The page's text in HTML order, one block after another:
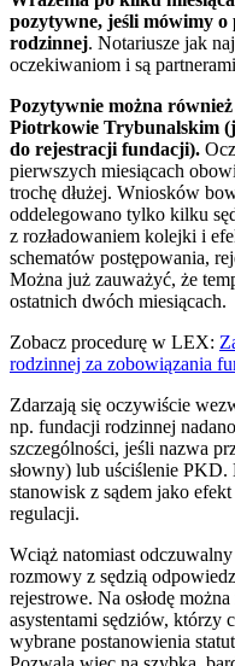
pozytywne, jeśli mówimy o
rodzinnej. Notariusze jak
oczekiwaniom i są
Pozytywnie można
Piotrkowie Trybunalskim
do rejestracji fundacji).
pierwszych miesiącach
trochę dłużej. Wniosków
oddelegowano tylko kilku
z rozładowaniem kolejki i
schematów postępowania,
Można już zauważyć, że
ostatnich dwóch miesiącach.
Zobacz procedurę w LEX:
rodzinnej za zobowiązania
Zdarzają się oczywiście
np. fundacji rodzinnej
szczególności, jeśli nazwa
słowny) lub uściślenie
stanowisk z sądem jako
regulacji.
Wciąż natomiast
rozmowy z sędzią
rejestrowe. Na osłodę
asystentami sędziów, którzy
wybrane postanowienia